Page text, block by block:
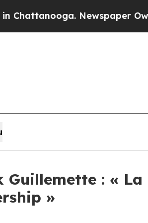
Newspaper Owner
Guillemette : «
»